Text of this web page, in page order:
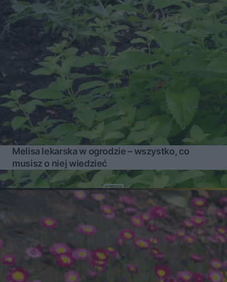
Melisa lekarska w ogrodzie – wszystko, co
musisz o niej wiedzieć